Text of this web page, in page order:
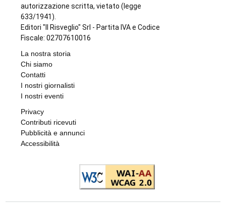
autorizzazione scritta, vietato (legge
633/1941).
Editori "Il Risveglio" Srl - Partita IVA e Codice
Fiscale: 02707610016
La nostra storia
Chi siamo
Contatti
I nostri giornalisti
I nostri eventi
Privacy
Contributi ricevuti
Pubblicità e annunci
Accessibilità